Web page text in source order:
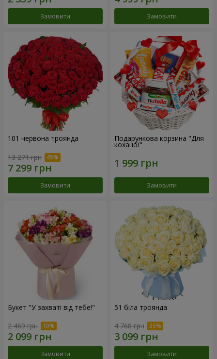
Замовити Замовити
101 червона троянда
13 271 грн
Замовити
Подарункова корзина "Для
коханої"
Замовити
Букет "У захваті від тебе!"
2 469 грн
Замовити
51 біла троянда
4 768 грн
Замовити